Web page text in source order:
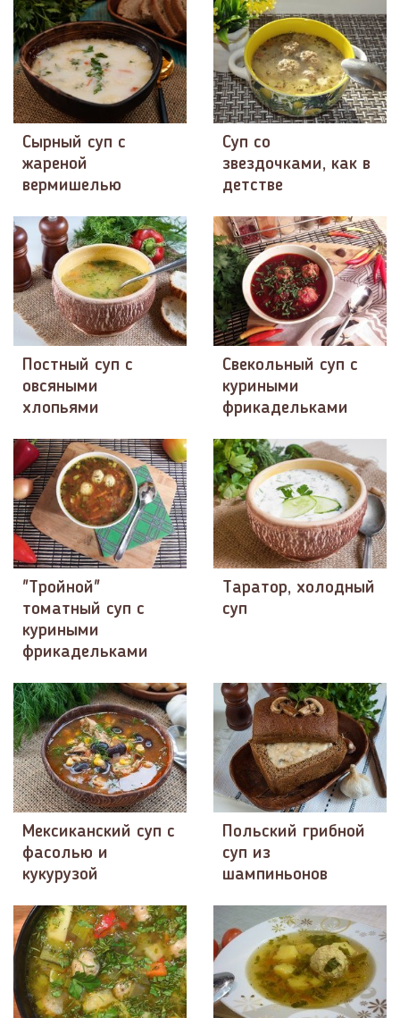
Сырный суп с
жареной
вермишелью
Суп со
звездочками, как в
детстве
Постный суп с
овсяными
хлопьями
Свекольный суп с
куриными
фрикадельками
"Тройной"
томатный суп с
куриными
фрикадельками
Таратор, холодный
суп
Мексиканский суп с
фасолью и
кукурузой
Польский грибной
суп из
шампиньонов